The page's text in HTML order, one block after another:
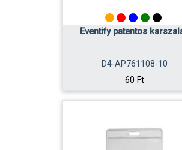
Eventify patentos
D4-AP761108-10
60 Ft